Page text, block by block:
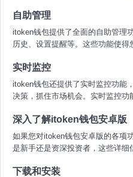
自助管理
itoken钱包提供了全面的自助管理
历史、设置提醒等。这些功能使
实时监控
itoken钱包还提供了实时监控功能
决策，抓住市场机会。实时监控
深入了解itoken钱包安卓版
如果您对itoken钱包安卓版的各项
是新手还是资深投资者，这些详
下载和安装